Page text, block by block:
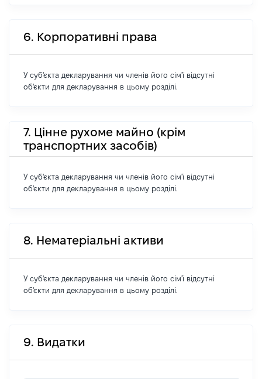
6. Корпоративні права
У суб'єкта декларування чи членів його сім'ї відсутні
об'єкти для декларування в цьому розділі.
7. Цінне рухоме майно (крім
транспортних засобів)
У суб'єкта декларування чи членів його сім'ї відсутні
об'єкти для декларування в цьому розділі.
8. Нематеріальні активи
У суб'єкта декларування чи членів його сім'ї відсутні
об'єкти для декларування в цьому розділі.
9. Видатки